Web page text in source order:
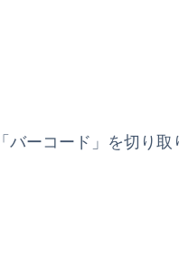
ーコード」を切り取